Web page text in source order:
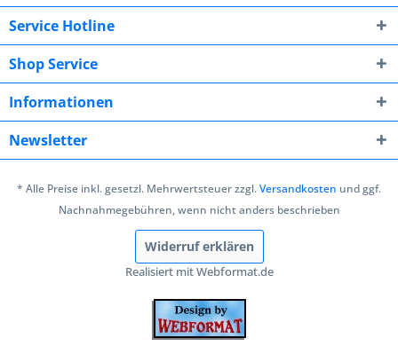
Service Hotline
Shop Service
Informationen
Newsletter
* Alle Preise inkl. gesetzl. Mehrwertsteuer zzgl.Versandkosten und ggf.
Nachnahmegebühren, wenn nicht anders beschrieben
Widerruf erklären
Realisiert mit Webformat.de